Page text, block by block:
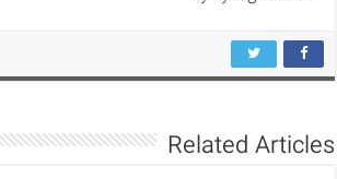
Related Articles